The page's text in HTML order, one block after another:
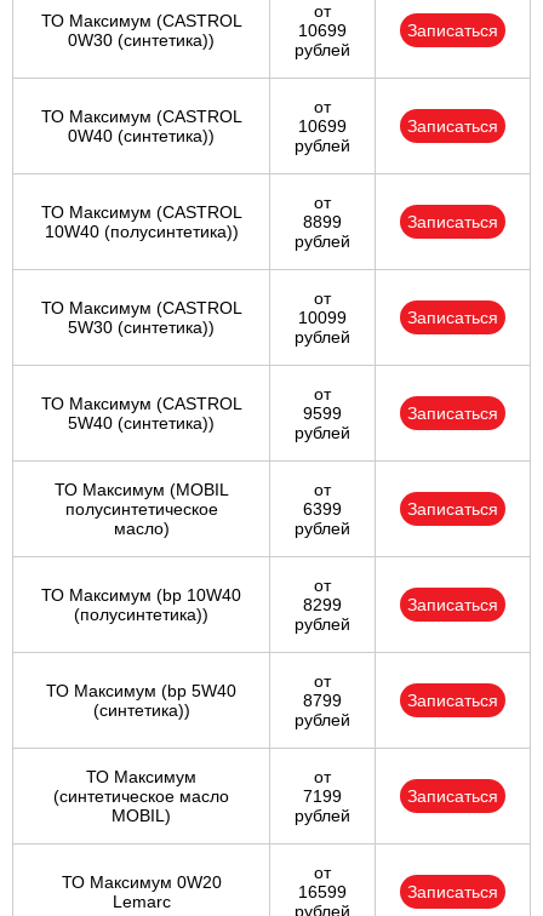
ТО Максимум (CASTROL
0W30 (синтетика))
от
10699
рублей
Записаться
ТО Максимум (CASTROL
0W40 (синтетика))
от
10699
рублей
Записаться
ТО Максимум (CASTROL
10W40 (полусинтетика))
от
8899
рублей
Записаться
ТО Максимум (CASTROL
5W30 (синтетика))
от
10099
рублей
Записаться
ТО Максимум (CASTROL
5W40 (синтетика))
от
9599
рублей
Записаться
ТО Максимум (MOBIL
полуcинтетическое
масло)
от
6399
рублей
Записаться
ТО Максимум (bp 10W40
(полусинтетика))
от
8299
рублей
Записаться
ТО Максимум (bp 5W40
(синтетика))
от
8799
рублей
Записаться
ТО Максимум
(cинтетическое масло
MOBIL)
от
7199
рублей
Записаться
ТО Максимум 0W20
Lemarc
от
16599
рублей
Записаться